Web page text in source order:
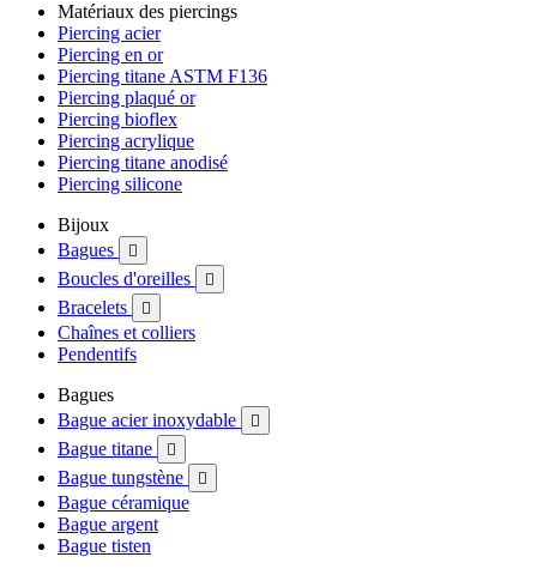
Matériaux des piercings
Piercing acier
Piercing en or
Piercing titane ASTM F136
Piercing plaqué or
Piercing bioflex
Piercing acrylique
Piercing titane anodisé
Piercing silicone
Bijoux
Bagues

Boucles d'oreilles 
Bracelets 
Chaînes et colliers
Pendentifs
Bagues
Bague acier inoxydable

Bague titane 
Bague tungstène 
Bague céramique
Bague argent
Bague tisten